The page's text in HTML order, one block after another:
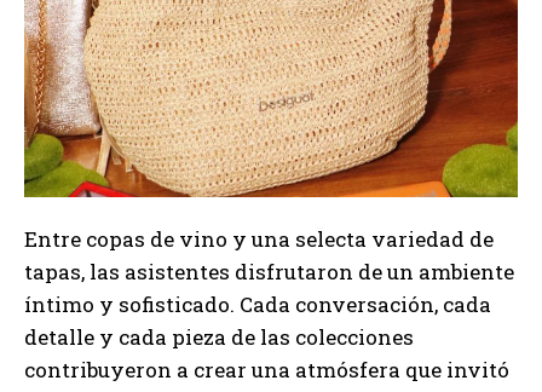
Entre copas de vino y una selecta variedad de
tapas, las asistentes disfrutaron de un ambiente
íntimo y sofisticado. Cada conversación, cada
detalle y cada pieza de las colecciones
contribuyeron a crear una atmósfera que invitó